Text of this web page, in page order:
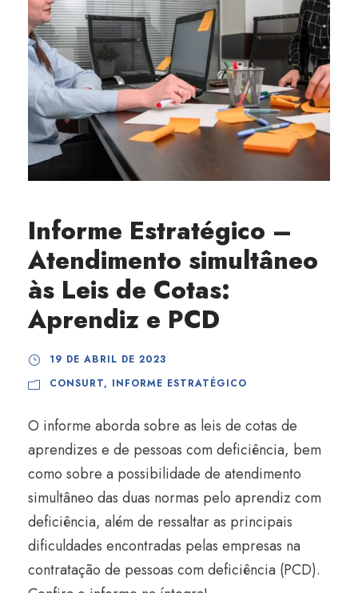
Informe Estratégico –
Atendimento simultâneo
às Leis de Cotas:
Aprendiz e PCD
19 DE ABRIL DE 2023
CONSURT, INFORME ESTRATÉGICO
O informe aborda sobre as leis de cotas de
aprendizes e de pessoas com deficiência, bem
como sobre a possibilidade de atendimento
simultâneo das duas normas pelo aprendiz com
deficiência, além de ressaltar as principais
dificuldades encontradas pelas empresas na
contratação de pessoas com deficiência (PCD).